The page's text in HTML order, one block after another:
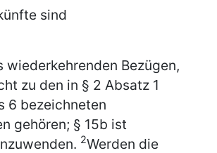
sind
wiederkehrenden Bezügen,
zu den in § 2 Absatz 1
6 bezeichneten
gehören; § 15b ist
2Werden die